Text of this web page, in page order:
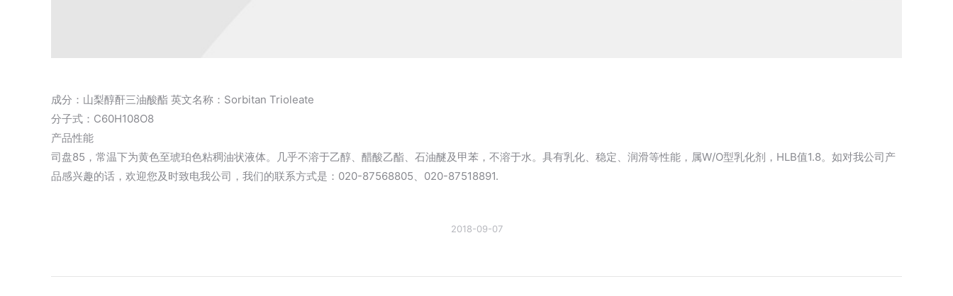
成分：山梨醇酐三油酸酯 英文名称：Sorbitan Trioleate
分子式：C60H108O8
产品性能
司盘85，常温下为黄色至琥珀色粘稠油状液体。几乎不溶于乙醇、醋酸乙酯、石油醚及甲苯，不溶于水。具有乳化、稳定、润滑等性能，属W/O型乳化剂，HLB值1.8。如对我公司产
品感兴趣的话，欢迎您及时致电我公司，我们的联系方式是：020-87568805、020-87518891.
2018-09-07